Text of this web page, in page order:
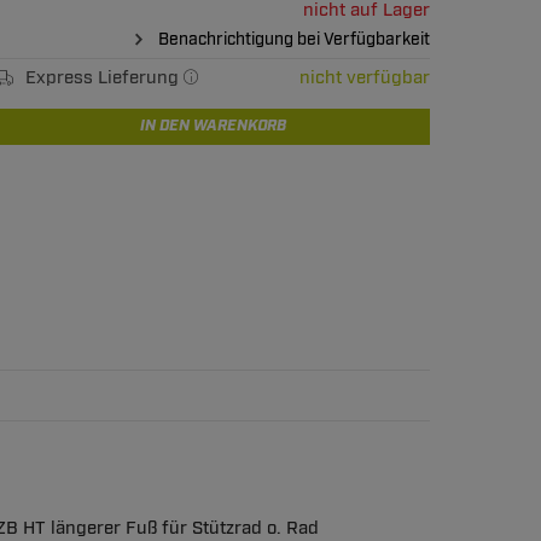
nicht auf Lager
Benachrichtigung bei Verfügbarkeit
Express Lieferung nicht verfügbar
IN DEN WARENKORB
HT längerer Fuß für Stützrad o. Rad